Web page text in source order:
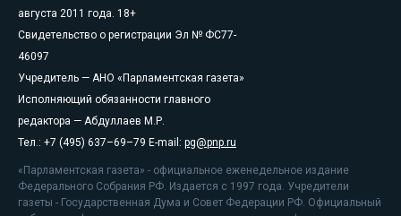
августа 2011 года. 18+
Свидетельство о регистрации Эл № ФС77-
46097
Учредитель — АНО «Парламентская газета»
Исполняющий обязанности главного
редактора — Абдуллаев М.Р.
Тел.: +7 (495) 637–69–79 E-mail: pg@pnp.ru
«Парламентская газета» - официальное еженедельное издание
Федерального Собрания РФ. Издается с 1997 года. Учредители
газеты - Государственная Дума и Совет Федерации РФ. Официальный